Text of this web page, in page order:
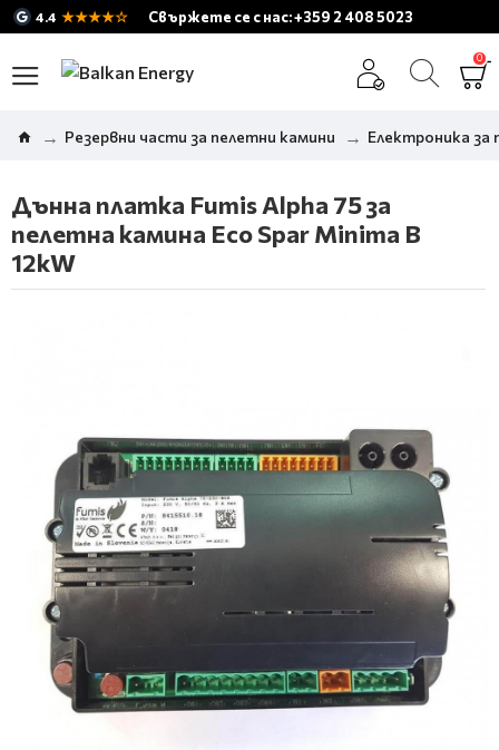
4.4 ★★★★☆ Свържете се с нас: +359 2 408 5023
0
Резервни части за пелетни камини Електроника за
Дънна платка Fumis Alpha 75 за
пелетна камина Eco Spar Minima B
12kW